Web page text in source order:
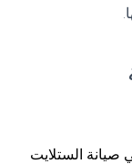
الستلايت